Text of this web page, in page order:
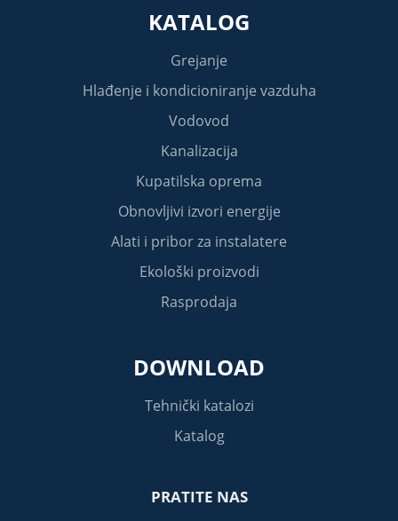
KATALOG
Grejanje
Hlađenje i kondicioniranje vazduha
Vodovod
Kanalizacija
Kupatilska oprema
Obnovljivi izvori energije
Alati i pribor za instalatere
Ekološki proizvodi
Rasprodaja
DOWNLOAD
Tehnički katalozi
Katalog
PRATITE NAS